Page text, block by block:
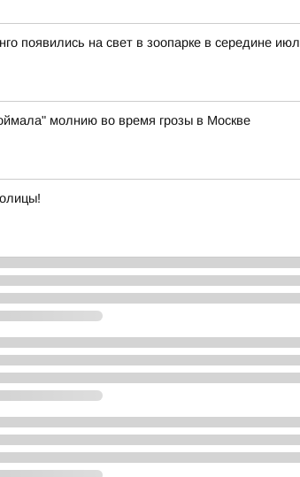
появились на свет в зоопарке в середине
молнию во время грозы в Москве